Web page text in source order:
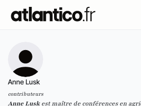
Anne Lusk
contributeurs
Anne Luskest maître de conférences en